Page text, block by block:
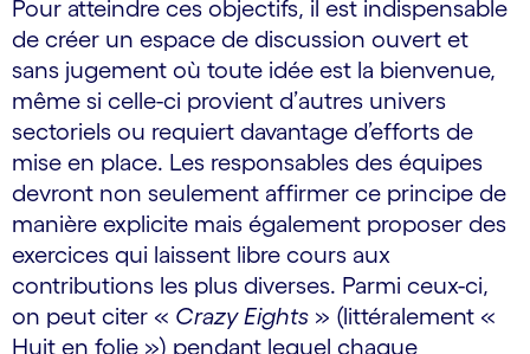
Pour atteindre ces objectifs, il est indispensable
de créer un espace de discussion ouvert et
sans jugement où toute idée est la bienvenue,
même si celle-ci provient d’autres univers
sectoriels ou requiert davantage d’efforts de
mise en place. Les responsables des équipes
devront non seulement affirmer ce principe de
manière explicite mais également proposer des
exercices qui laissent libre cours aux
contributions les plus diverses. Parmi ceux-ci,
on peut citer « Crazy Eights » (littéralement «
Huit en folie ») pendant lequel chaque